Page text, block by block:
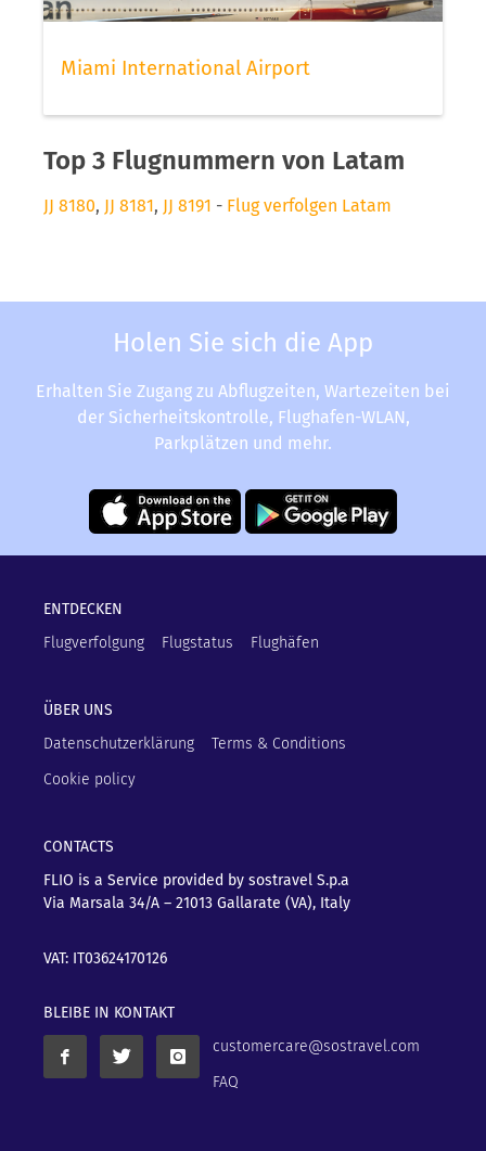
Miami International Airport
Top 3 Flugnummern von Latam
JJ 8180, JJ 8181, JJ 8191 - Flug verfolgen Latam
Holen Sie sich die App
Erhalten Sie Zugang zu Abflugzeiten, Wartezeiten bei
der Sicherheitskontrolle, Flughafen-WLAN,
Parkplätzen und mehr.
ENTDECKEN
Flugverfolgung
Flugstatus Flughäfen
ÜBER UNS
Datenschutzerklärung
Terms & Conditions
Cookie policy
CONTACTS
FLIO is a Service provided by sostravel S.p.a
Via Marsala 34/A – 21013 Gallarate (VA), Italy
VAT: IT03624170126
BLEIBE IN KONTAKT
customercare@sostravel.com
FAQ